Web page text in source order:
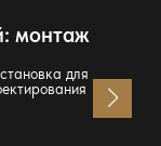
монтаж
для